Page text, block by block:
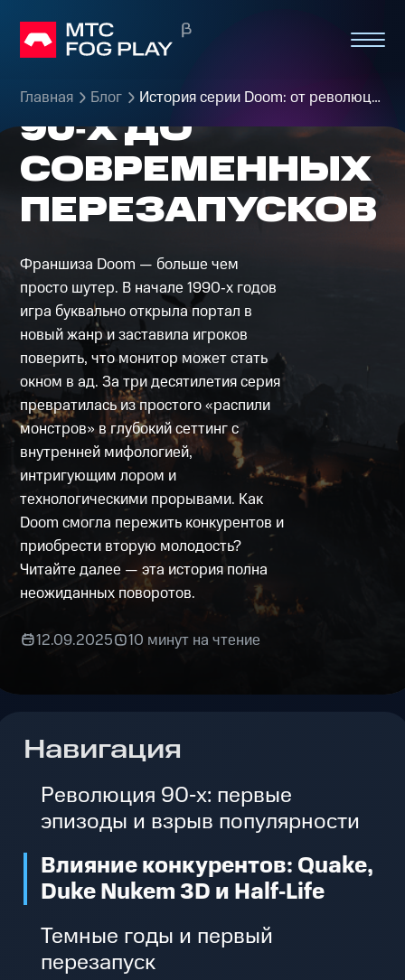
Главная Блог История серии Doom: от революции 90‑х до современных перезапусков
DOOM: ОТ
РЕВОЛЮЦИИ
90‑Х ДО
СОВРЕМЕННЫХ
ПЕРЕЗАПУСКОВ
Франшиза Doom — больше чем
просто шутер. В начале 1990‑х годов
игра буквально открыла портал в
новый жанр и заставила игроков
поверить, что монитор может стать
окном в ад. За три десятилетия серия
превратилась из простого «распили
монстров» в глубокий сеттинг с
внутренней мифологией,
интригующим лором и
технологическими прорывами. Как
Doom смогла пережить конкурентов и
приобрести вторую молодость?
Читайте далее — эта история полна
неожиданных поворотов.
12.09.2025 10 минут на чтение
Навигация
Революция 90‑х: первые
эпизоды и взрыв популярности
Влияние конкурентов: Quake,
Duke Nukem 3D и Half‑Life
Темные годы и первый
перезапуск